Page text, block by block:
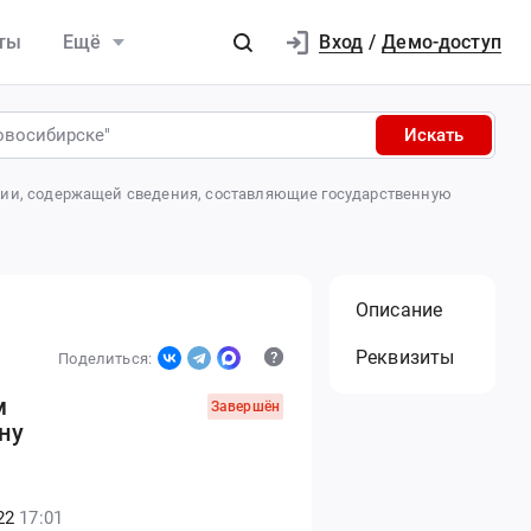
Ещё Вход / Демо-доступ
Искать
содержащей сведения, составляющие государственную
Поделиться:
Завершён
17:01
Описание
Реквизиты